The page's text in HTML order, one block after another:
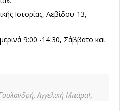
Ιστορίας, Λεβίδου 13,
9:00 -14:30, Σάββατο και
Αγγελική Μπάρα\,